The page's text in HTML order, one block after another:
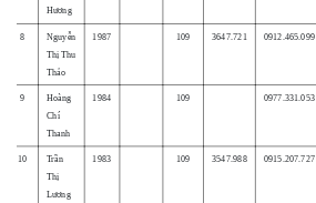
Hương
8 Nguyễn
Thị Thu
Thảo
1987 109 3647.721 0912.465.099
9 Hoàng
Chí
Thanh
1984 109 0977.331.053
10 Trần
Thị
Lương
1983 109 3547.988 0915.207.727